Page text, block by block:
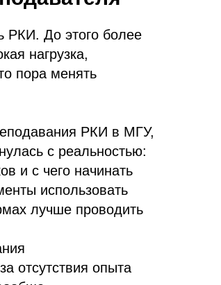
РКИ. До этого более
нагрузка,
пора менять
РКИ в МГУ,
с реальностью:
и с чего начинать
использовать
лучше проводить
отсутствия опыта